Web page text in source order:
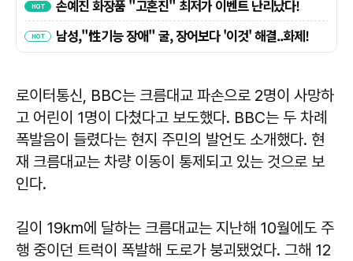
로이터통신, BBC는 크름대교 파손으로 2명이 사망하
고 어린이 1명이 다쳤다고 보도했다. BBC는 두 차례
폭발음이 들렸다는 현지 주민의 발언도 소개했다. 현
재 크름대교는 차량 이동이 통제되고 있는 것으로 보
인다.
길이 19km에 달하는 크름대교는 지난해 10월에도 주
행 중이던 트럭이 폭발해 도로가 붕괴됐었다. 그해 12